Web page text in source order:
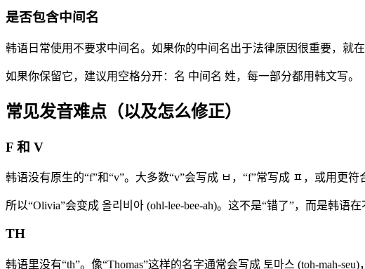
是否包含中间名
韩语日常使用不要求中间名。如果你的中间名出于法律原因很重要，就
如果你保留它，建议用空格分开：名 中间名 姓，每一部分都用韩文写。
常见发音难点（以及怎么修正）
F 和 V
韩语没有原生的“f”和“v”。大多数“v”会写成 ㅂ，“f”常写成 ㅍ，或用更符
所以“Olivia”会变成 올리비아 (ohl-lee-bee-ah)。这不是“错了”，而是韩语
TH
韩语里没有“th”。像“Thomas”这样的名字通常会写成 토마스 (toh-mah-